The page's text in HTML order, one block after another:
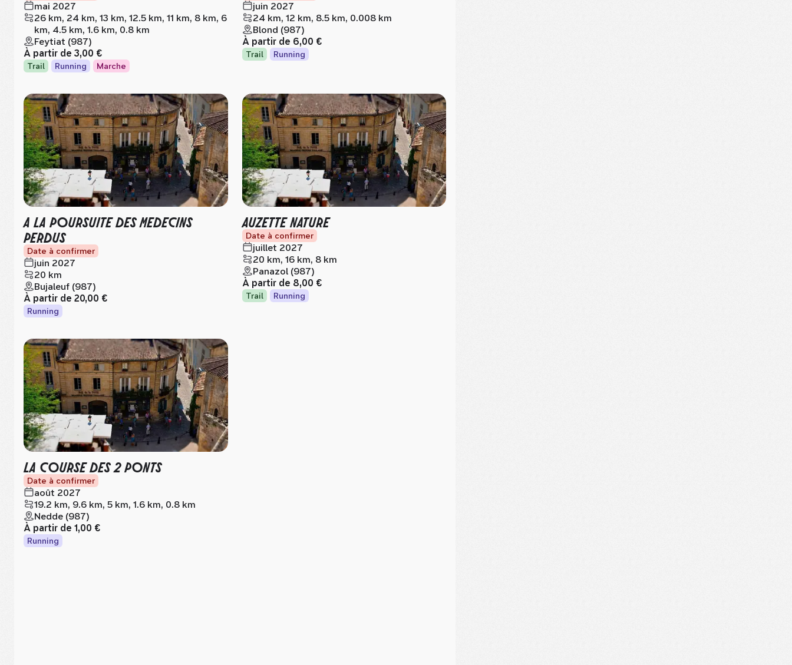
mai 2027
26 km, 24 km, 13 km, 12.5 km, 11 km, 8 km, 6
km, 4.5 km, 1.6 km, 0.8 km
Feytiat (987)
À partir de 3,00 €
Trail Running Marche
juin 2027
24 km, 12 km, 8.5 km, 0.008 km
Blond (987)
À partir de 6,00 €
Trail Running
A LA POURSUITE DES MEDECINS
PERDUS
Date à confirmer
juin 2027
20 km
Bujaleuf (987)
À partir de 20,00 €
Running
AUZETTE NATURE
Date à confirmer
juillet 2027
20 km, 16 km, 8 km
Panazol (987)
À partir de 8,00 €
Trail Running
LA COURSE DES 2 PONTS
Date à confirmer
août 2027
19.2 km, 9.6 km, 5 km, 1.6 km, 0.8 km
Nedde (987)
À partir de 1,00 €
Running